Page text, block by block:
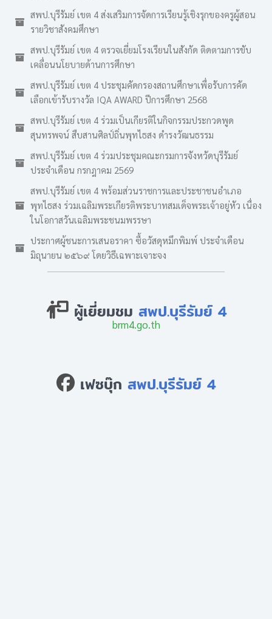
สพป.บุรีรัมย์ เขต 4 ส่งเสริมการจัดการเรียนรู้เชิงรุกของครูผู้สอน
รายวิชาสังคมศึกษา
สพป.บุรีรัมย์ เขต 4 ตรวจเยี่ยมโรงเรียนในสังกัด ติดตามการขับ
เคลื่อนนโยบายด้านการศึกษา
สพป.บุรีรัมย์ เขต 4 ประชุมคัดกรองสถานศึกษาเพื่อรับการคัด
เลือกเข้ารับรางวัล IQA AWARD ปีการศึกษา 2568
สพป.บุรีรัมย์ เขต 4 ร่วมเป็นเกียรติในกิจกรรมประกวดพูด
สุนทรพจน์ สืบสานศิลป์ถิ่นพุทไธสง ดำรงวัฒนธรรม
สพป.บุรีรัมย์ เขต 4 ร่วมประชุมคณะกรมการจังหวัดบุรีรัมย์
ประจำเดือน กรกฎาคม 2569
สพป.บุรีรัมย์ เขต 4 พร้อมส่วนราชการและประชาชนอำเภอ
พุทไธสง ร่วมเฉลิมพระเกียรติพระบาทสมเด็จพระเจ้าอยู่หัว เนื่อง
ในโอกาสวันเฉลิมพระชนมพรรษา
ประกาศผู้ชนะการเสนอราคา ซื้อวัสดุหมึกพิมพ์ ประจำเดือน
มิถุนายน ๒๕๖๙ โดยวิธีเฉพาะเจาะจง
ผู้เยี่ยมชม สพป.บุรีรัมย์ 4
brm4.go.th
เฟซบุ๊ก สพป.บุรีรัมย์ 4